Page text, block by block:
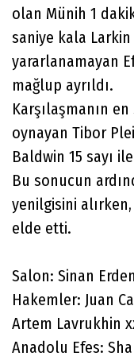
olan Münih 1
saniye kala
yararlanamayan
mağlup ayrıldı.
Karşılaşmanın
oynayan Tibor
Baldwin 15 sayı
Bu sonucun
yenilgisini
elde etti.
Salon: Sinan
Hakemler: Juan
Artem Lavrukhin
Anadolu Efes: